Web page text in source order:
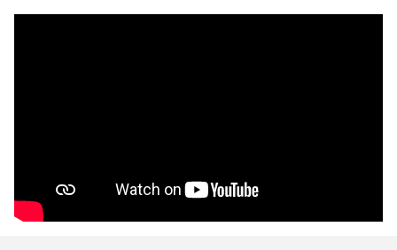
entre montagnes et vignobles. Un départ idéal pour